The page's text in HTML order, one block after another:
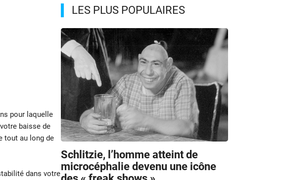
pour laquelle
baisse de
tout au long de
dans votre
LES PLUS POPULAIRES
Schlitzie, l’homme atteint de
microcéphalie devenu une icône